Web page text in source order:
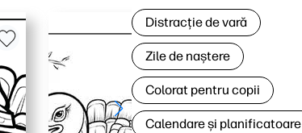
Distracție de vară
Zile de naștere
Colorat pentru copii
Calendare și planificatoare